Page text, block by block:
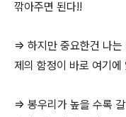
깎아주면 된다!!
=> 하지만 중요한건 나
제의 함정이 바로 여기에
=> 봉우리가 높을 수록